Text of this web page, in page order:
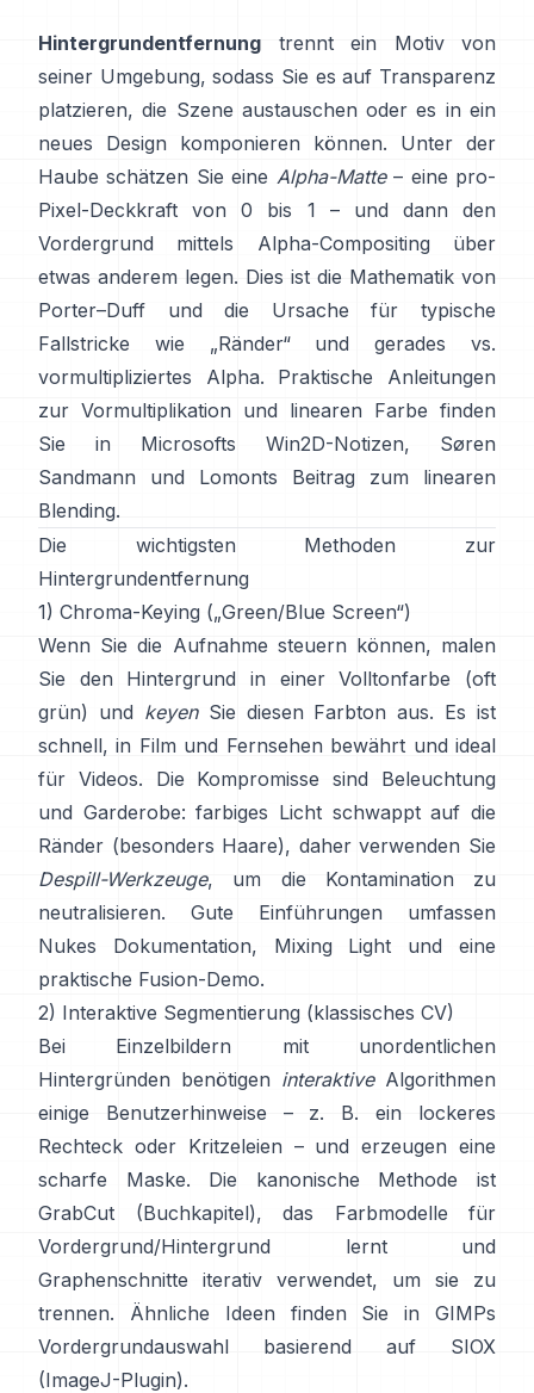
Hintergrundentfernung trennt ein Motiv von
seiner Umgebung, sodass Sie es auf Transparenz
platzieren, die Szene austauschen oder es in ein
neues Design komponieren können. Unter der
Haube schätzen Sie eine Alpha-Matte– eine pro-
Pixel-Deckkraft von 0 bis 1 – und dann den
Vordergrund mittels Alpha-Compositing über
etwas anderem legen. Dies ist die Mathematik von
Porter–Duff und die Ursache für typische
Fallstricke wie „Ränder“ und
gerades vs.
vormultipliziertes Alpha. Praktische Anleitungen
zur Vormultiplikation und linearen Farbe finden
Sie in
Microsofts Win2D-Notizen,
Søren
Sandmann und
Lomonts Beitrag zum linearen
Blending.
Die wichtigsten Methoden zur
Hintergrundentfernung
1) Chroma-Keying („Green/Blue Screen“)
Wenn Sie die Aufnahme steuern können, malen
Sie den Hintergrund in einer Volltonfarbe (oft
grün) und keyenSie diesen Farbton aus. Es ist
schnell, in Film und Fernsehen bewährt und ideal
für Videos. Die Kompromisse sind Beleuchtung
und Garderobe: farbiges Licht schwappt auf die
Ränder (besonders Haare), daher verwenden Sie
Despill-Werkzeuge, um die Kontamination zu
neutralisieren. Gute Einführungen umfassen
Nukes Dokumentation, Mixing Light und eine
praktische Fusion-Demo.
2) Interaktive Segmentierung (klassisches CV)
Bei Einzelbildern mit unordentlichen
Hintergründen benötigen interaktiveAlgorithmen
einige Benutzerhinweise – z. B. ein lockeres
Rechteck oder Kritzeleien – und erzeugen eine
scharfe Maske. Die kanonische Methode ist
GrabCut
(Buchkapitel), das Farbmodelle für
Vordergrund/Hintergrund lernt und
Graphenschnitte iterativ verwendet, um sie zu
trennen. Ähnliche Ideen finden Sie in GIMPs
Vordergrundauswahl basierend auf
SIOX
(ImageJ-Plugin).